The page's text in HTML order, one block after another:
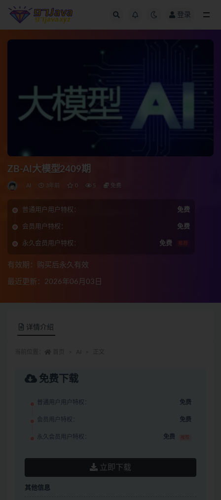
登录
ZB-AI大模型2409期
AI 3年前 0 5 免费
普通用户用户特权： 免费
会员用户特权： 免费
永久会员用户特权： 免费 推荐
有效期：购买后永久有效
最近更新：2026年06月03日
详情介绍
免费下载
普通用户用户特权： 免费
会员用户特权： 免费
永久会员用户特权： 免费 推荐
立即下载
其他信息